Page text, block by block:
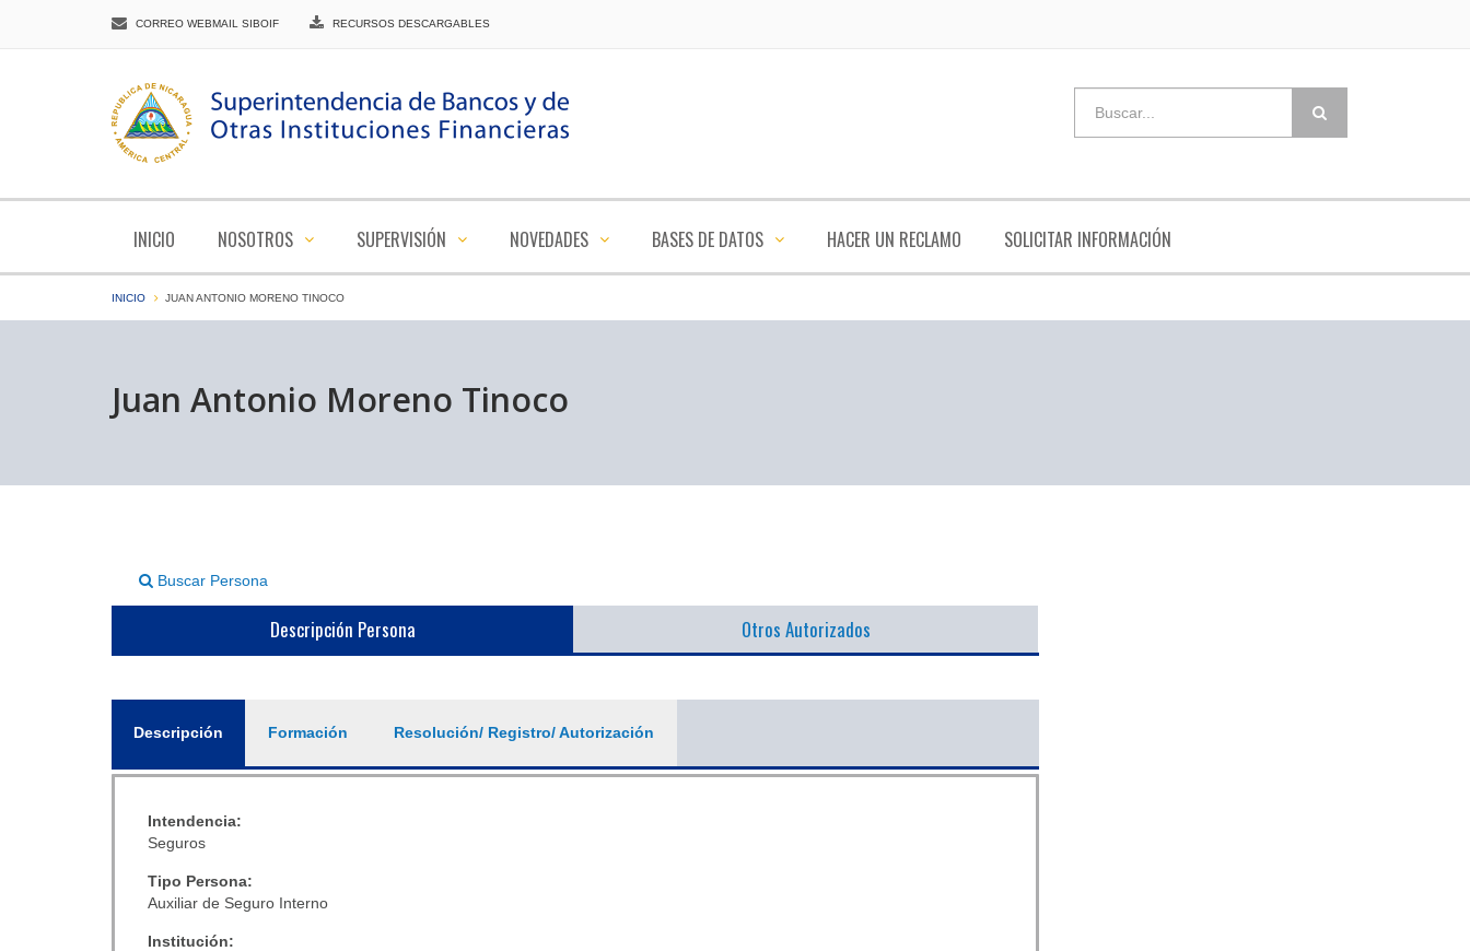
CORREO WEBMAIL SIBOIF RECURSOS DESCARGABLES
INICIO NOSOTROS SUPERVISIÓN NOVEDADES BASES DE DATOS HACER UN RECLAMO SOLICITAR INFORMACIÓN
INICIO JUAN ANTONIO MORENO TINOCO
Juan Antonio Moreno Tinoco
Buscar Persona
Descripción Persona Otros Autorizados
Descripción (solapaFormación Resolución/ Registro/ Autorización
Intendencia:
Seguros
Tipo Persona:
Auxiliar de Seguro Interno
Institución: